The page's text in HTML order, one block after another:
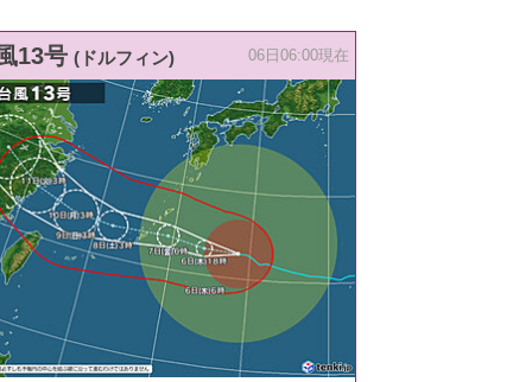
13号 (ドルフィン) 06日06:00現在